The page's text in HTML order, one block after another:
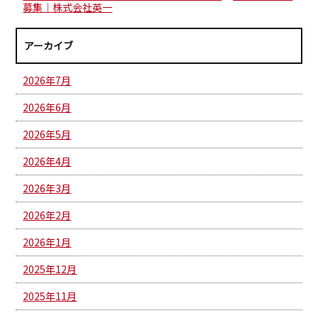
募集｜株式会社英一
アーカイブ
2026年7月
2026年6月
2026年5月
2026年4月
2026年3月
2026年2月
2026年1月
2025年12月
2025年11月